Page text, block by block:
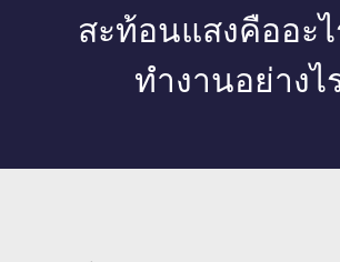
สะท้อนแสงคืออะ
ทำงานอย่างไ